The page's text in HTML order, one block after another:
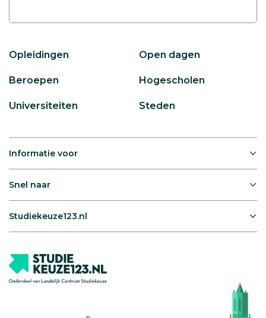
Opleidingen Open dagen
Beroepen Hogescholen
Universiteiten Steden
Informatie voor
Snel naar
Studiekeuze123.nl